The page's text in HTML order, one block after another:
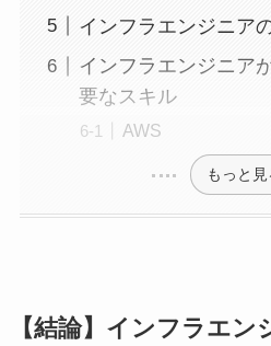
インフラエンジニア
インフラエンジニア
要なスキル
AWS
もっと見
【結論】インフラエ